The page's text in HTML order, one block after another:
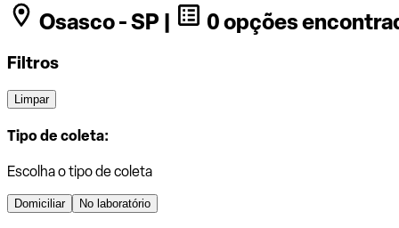
Osasco - SP | 0 opções
Filtros
Limpar
Tipo de coleta:
Escolha o tipo de coleta
Domiciliar No laboratório